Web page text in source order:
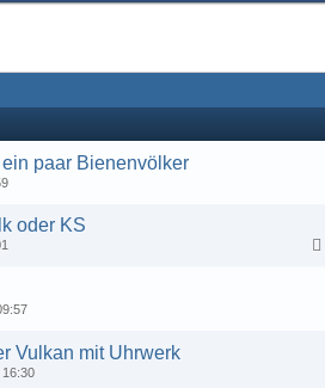
paar Bienenvölker
oder KS
Vulkan mit Uhrwerk